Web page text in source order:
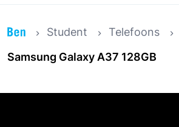
Student
Telefoons
Samsung Galaxy A37 128GB